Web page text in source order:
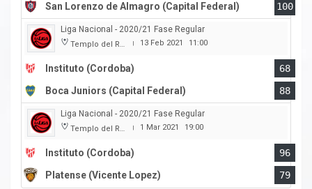
San Lorenzo de Almagro (Capital Federal)
100
Liga Nacional - 2020/21 Fase Regular
Templo del Rock | 13 Feb 2021 11:00
Instituto (Cordoba)
68
Boca Juniors (Capital Federal)
88
Liga Nacional - 2020/21 Fase Regular
Templo del Rock | 1 Mar 2021 19:00
Instituto (Cordoba)
96
Platense (Vicente Lopez)
79